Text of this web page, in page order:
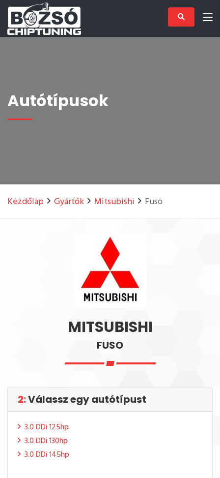
Autótípusok
Kezdőlap Gyártók Mitsubishi Fuso
MITSUBISHI
FUSO
2:Válassz egy autótípust
3.0 DDi 125hp
3.0 DDi 130hp
3.0 DDi 145hp